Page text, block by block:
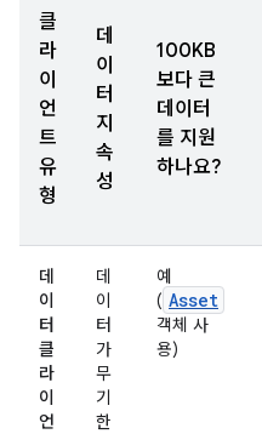
클
라
이
언
트
유
형
데
이
터
지
속
성
100KB
보다 큰
데이터
를 지원
하나요?
데
이
터
클
라
이
언
데
이
터
가
무
기
한
예
( Asset
객체 사
용)